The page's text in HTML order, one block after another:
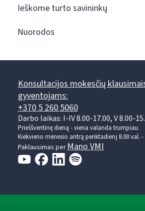
Ieškome turto savininkų
Nuorodos
Konsultacijos mokesčių
gyventojams:
+370 5 260 5060
Darbo laikas: I-IV 8.00-17.00, V 8.00-
Prieššventinę dieną - viena valanda trumpiau.
Kiekvieno mėnesio antrą penktadienį 8.00 val. -
Paklausimas perMano VMI